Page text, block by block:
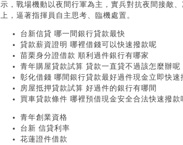
示，戰場機動以夜間行軍為主，實兵對抗夜間接敵
上，逼著指揮員自主思考、臨機處置。
台新信貸 哪一間銀行貸款最快
貸款薪資證明 哪裡借錢可以快速撥款呢
苗栗身分證借款 順利過件銀行有哪家
青年購屋貸款試算 貸款一直貸不過該怎麼辦呢
彰化借錢 哪間銀行貸款最好過件現金立即快速
房屋抵押貸款試算 好過件的銀行有哪間
買車貸款條件 哪裡預借現金安全合法快速撥款
青年創業資格
台新 信貸利率
花蓮證件借款